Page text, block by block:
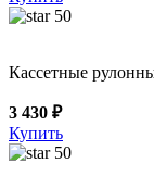
50
Кассетные
3 430 ₽
Купить
50